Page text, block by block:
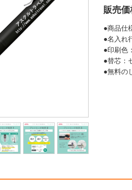
販売価
●商品仕
●名入れ
●印刷色
●替芯：
●無料の